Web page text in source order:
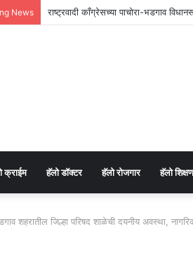
News राष्ट्रवादी काँग्रेसच्या पाचोरा-भडगाव
क्राईम हॅलो डॉक्टर ⁠हॅलो रोजगार हॅलो शिक्षण
शहरातील जिल्हा परिषद शाळेची दयनीय अवस्था,